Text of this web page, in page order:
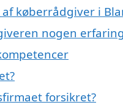
køberrådgiver i
nogen
forsikret?